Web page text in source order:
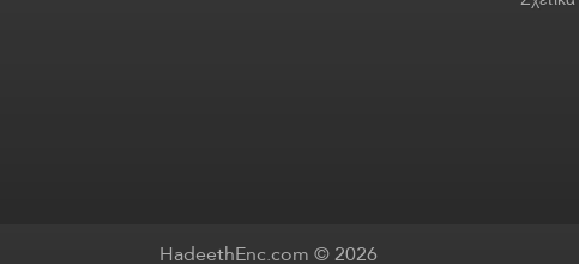
HadeethEnc.com © 2026